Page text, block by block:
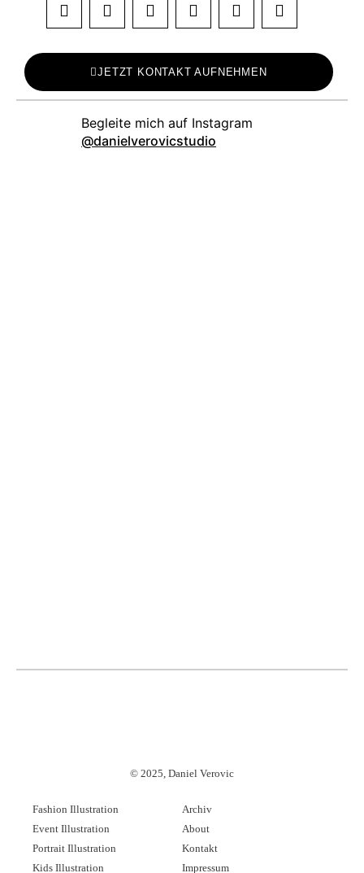
JETZT KONTAKT AUFNEHMEN
danielverovicstudio
© 2025, Daniel Verovic
Fashion Illustration
Event Illustration
Portrait Illustration
Kids Illustration
Archiv
About
Kontakt
Impressum